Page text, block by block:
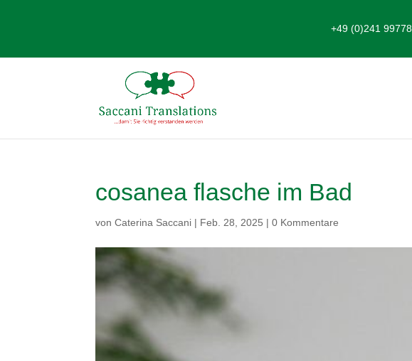
+49 (0)241
cosanea flasche im Bad
vonCaterina Saccani | Feb. 28, 2025 |0 Kommentare